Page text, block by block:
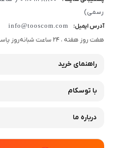
رسمی)
آدرس ایمیل: info@tooscom.com
هفت روز هفته ، 24 ساعت شبانه‌روز پاسخگوی شما هستیم.
راهنمای خرید
با توسکام
درباره ما